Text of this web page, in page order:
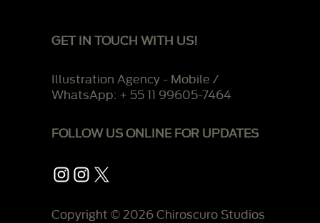
GET IN TOUCH WITH US!
Illustration Agency - Mobile /
WhatsApp: + 55 11 99605-7464
FOLLOW US ONLINE FOR UPDATES
Instagram
Instagram
X
Copyright © 2026 Chiroscuro Studios